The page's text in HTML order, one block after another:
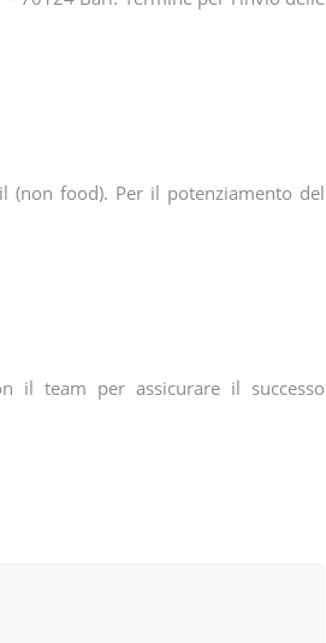
(non food). Per il potenziamento del
il team per assicurare il successo